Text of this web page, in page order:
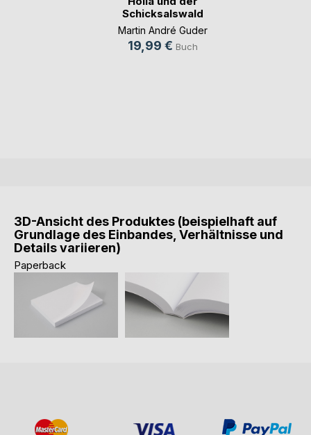
Schicksalswald
Martin André Guder
19,99 € Buch
3D-Ansicht des Produktes (beispielhaft auf
Grundlage des Einbandes, Verhältnisse und
Details variieren)
Paperback